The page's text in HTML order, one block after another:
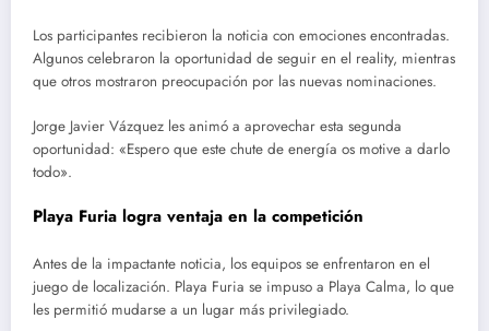
Los participantes recibieron la noticia con emociones encontradas.
Algunos celebraron la oportunidad de seguir en el reality, mientras
que otros mostraron preocupación por las nuevas nominaciones.
Jorge Javier Vázquez les animó a aprovechar esta segunda
oportunidad: «Espero que este chute de energía os motive a darlo
todo».
Playa Furia logra ventaja en la competición
Antes de la impactante noticia, los equipos se enfrentaron en el
juego de localización. Playa Furia se impuso a Playa Calma, lo que
les permitió mudarse a un lugar más privilegiado.